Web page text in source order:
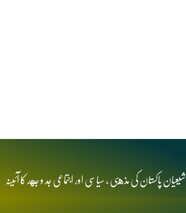
شیعیان پاکستان کی مذهبی , سیاسی اور اجتماعی جد و جهد کا آئینہ